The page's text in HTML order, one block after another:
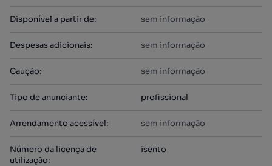
Disponível a partir de: sem informação
Despesas adicionais: sem informação
Caução: sem informação
Tipo de anunciante: profissional
Arrendamento acessível: sem informação
Número da licença de
utilização:
isento